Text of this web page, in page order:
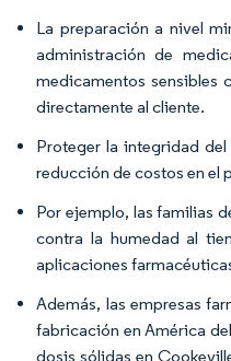
La preparación a nivel
administración de
medicamentos sensibles
directamente al cliente.
Proteger la integridad
reducción de costos en el
Por ejemplo, las familias
contra la humedad al
aplicaciones
Además, las empresas
fabricación en América
dosis sólidas en